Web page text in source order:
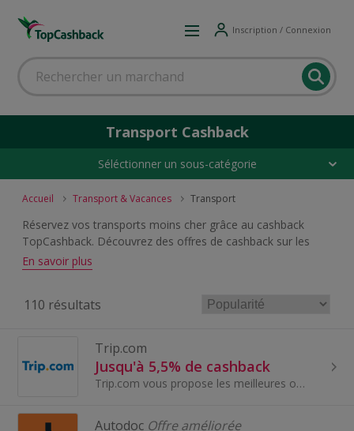
Inscription / Connexion
Transport Cashback
Séléctionner un sous-catégorie
Accueil Transport & Vacances Transport
Réservez vos transports moins cher grâce au cashback
TopCashback. Découvrez des offres de cashback sur les
locations de voiture, les billets de train, les vols, les bus, les
ferries et d'autres services de transport. Préparez tous vos
marchands partenaires.
En savoir plus
110 résultats
Trip.com
Jusqu'à 5,5% de cashback
Trip.com vous propose les meilleures offres dans plus de 1,4 million d'hôtels éparpillés dans plus de 200 pays et des vols internationaux vers plus de
Autodoc Offre améliorée